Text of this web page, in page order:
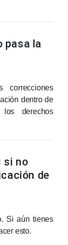
pasa la
correcciones
dentro de
derechos
si no
de
Si aún tienes
esto.